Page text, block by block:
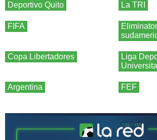
Deportivo Quito La TRI
FIFA
Copa Libertadores
Liga
Argentina FEF